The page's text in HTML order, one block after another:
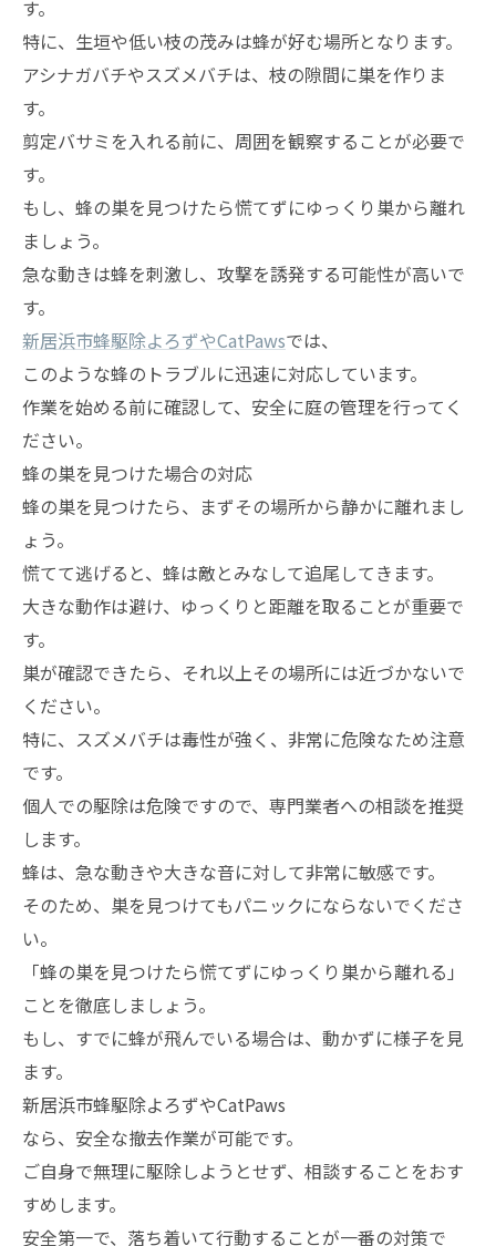
す。
特に、生垣や低い枝の茂みは蜂が好む場所となります。
アシナガバチやスズメバチは、枝の隙間に巣を作りま
す。
剪定バサミを入れる前に、周囲を観察することが必要で
す。
もし、蜂の巣を見つけたら慌てずにゆっくり巣から離れ
ましょう。
急な動きは蜂を刺激し、攻撃を誘発する可能性が高いで
す。
新居浜市蜂駆除よろずやCatPawsでは、
このような蜂のトラブルに迅速に対応しています。
作業を始める前に確認して、安全に庭の管理を行ってく
ださい。
蜂の巣を見つけた場合の対応
蜂の巣を見つけたら、まずその場所から静かに離れまし
ょう。
慌てて逃げると、蜂は敵とみなして追尾してきます。
大きな動作は避け、ゆっくりと距離を取ることが重要で
す。
巣が確認できたら、それ以上その場所には近づかないで
ください。
特に、スズメバチは毒性が強く、非常に危険なため注意
です。
個人での駆除は危険ですので、専門業者への相談を推奨
します。
蜂は、急な動きや大きな音に対して非常に敏感です。
そのため、巣を見つけてもパニックにならないでくださ
い。
「蜂の巣を見つけたら慌てずにゆっくり巣から離れる」
ことを徹底しましょう。
もし、すでに蜂が飛んでいる場合は、動かずに様子を見
ます。
新居浜市蜂駆除よろずやCatPaws
なら、安全な撤去作業が可能です。
ご自身で無理に駆除しようとせず、相談することをおす
すめします。
安全第一で、落ち着いて行動することが一番の対策で